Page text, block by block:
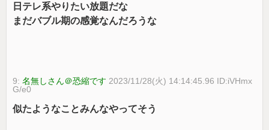
日テレ系やりたい放題だな
まだバブル期の感覚なんだろうな
9:名無しさん＠恐縮です 2023/11/28(火) 14:14:45.96 ID:iVHmx
G/e0
似たようなことみんなやってそう